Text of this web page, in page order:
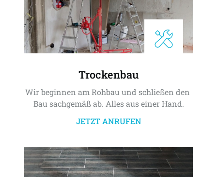
Trockenbau
Wir beginnen am Rohbau und schließen den
Bau sachgemäß ab. Alles aus einer Hand.
JETZT ANRUFEN